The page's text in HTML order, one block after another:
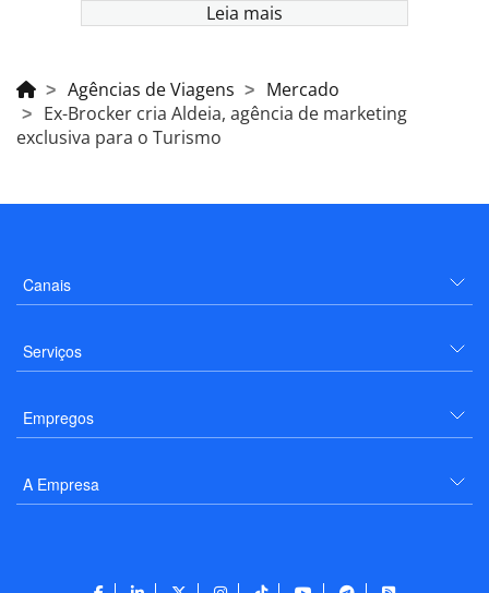
Leia mais
Agências de Viagens
Mercado
Ex-Brocker cria Aldeia, agência de marketing
exclusiva para o Turismo
Canais
Serviços
Empregos
A Empresa